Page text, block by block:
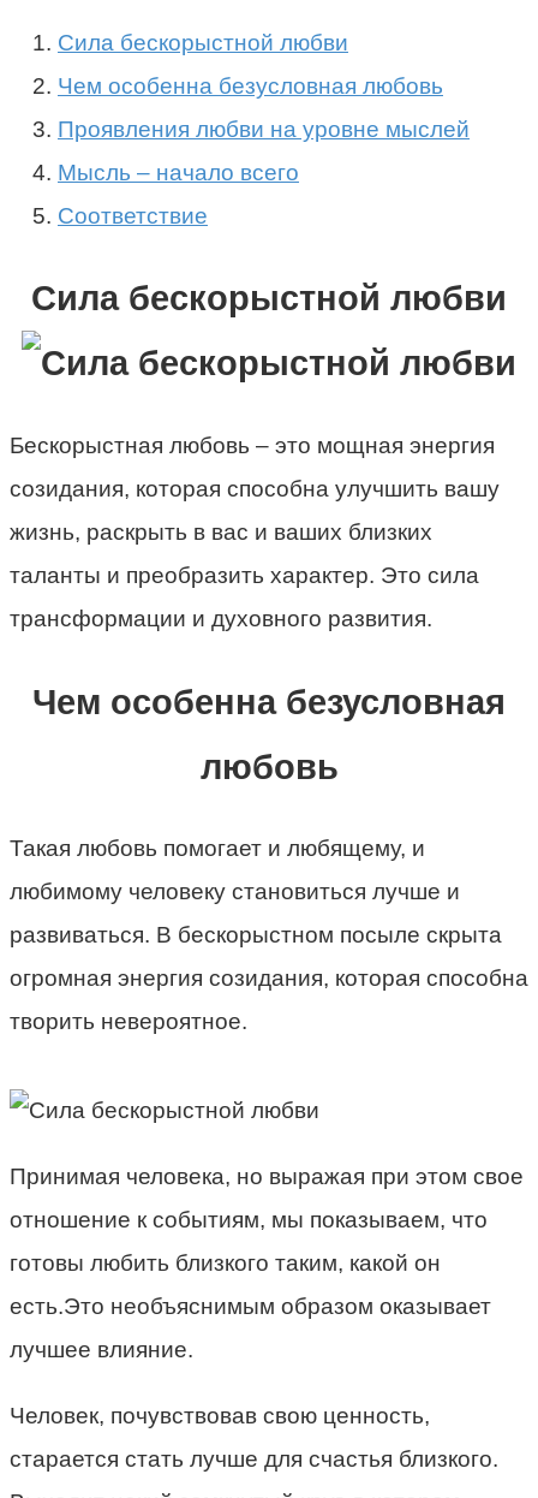
Сила бескорыстной любви
Чем особенна безусловная любовь
Проявления любви на уровне мыслей
Мысль – начало всего
Соответствие
Сила бескорыстной любви
Бескорыстная любовь – это мощная энергия
созидания, которая способна улучшить вашу
жизнь, раскрыть в вас и ваших близких
таланты и преобразить характер. Это сила
трансформации и духовного развития.
Чем особенна безусловная
любовь
Такая любовь помогает и любящему, и
любимому человеку становиться лучше и
развиваться. В бескорыстном посыле скрыта
огромная энергия созидания, которая способна
творить невероятное.
Принимая человека, но выражая при этом свое
отношение к событиям, мы показываем, что
готовы любить близкого таким, какой он
есть.Это необъяснимым образом оказывает
лучшее влияние.
Человек, почувствовав свою ценность,
старается стать лучше для счастья близкого.